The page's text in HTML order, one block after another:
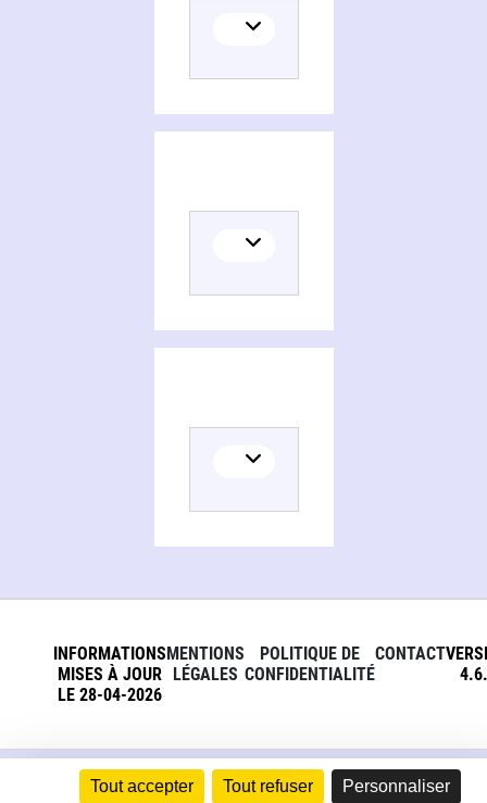
Tout accepter Tout refuser Personnaliser
INFORMATIONS
MISES À JOUR
LE 28-04-2026
MENTIONS
LÉGALES
POLITIQUE DE
CONFIDENTIALITÉ
CONTACT